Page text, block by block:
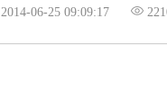
2014-06-25 09:09:17